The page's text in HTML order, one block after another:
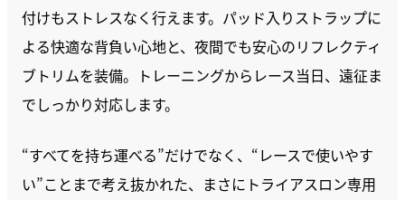
付けもストレスなく行えます。パッド入りストラップに
よる快適な背負い心地と、夜間でも安心のリフレクティ
ブトリムを装備。トレーニングからレース当日、遠征ま
でしっかり対応します。
“すべてを持ち運べる”だけでなく、“レースで使いやす
い”ことまで考え抜かれた、まさにトライアスロン専用